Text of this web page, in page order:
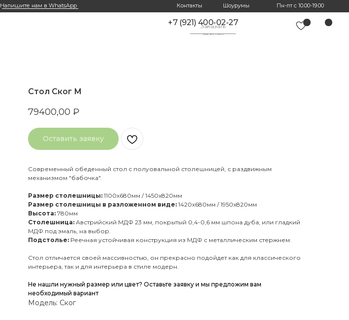
+7 (921) 400-02-27
Заказать
звонок
Напишите нам в WhatsApp Пн-пт с 10.00-19.00
Контакты Шоурумы
Стол Ског М
79400,00 ₽
Оставить заявку
Современный обеденный стол с полуовальной столешницей, с раздвижным
механизмом "бабочка".
Размер столешницы: 1100х680мм / 1450х820мм
Размер столешницы в разложенном виде: 1420х680мм / 1950х820мм
Высота: 780мм
Столешница: Австрийский МДФ 23 мм, покрытый 0,4-0,6 мм шпона дуба, или гладкий
МДФ под эмаль, на выбор.
Подстолье: Реечная устойчивая конструкция из МДФ с металлическим стержнем.
Стол отличается своей массивностью, он прекрасно подойдет как для классического
интерьера, так и для интерьера в стиле модерн.
Не нашли нужный размер или цвет? Оставьте заявку и мы предложим вам
необходимый вариант
Модель: Ског